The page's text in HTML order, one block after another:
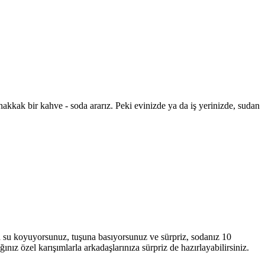
bir kahve - soda ararız. Peki evinizde ya da iş yerinizde, sudan
koyuyorsunuz, tuşuna basıyorsunuz ve sürpriz, sodanız 10
özel karışımlarla arkadaşlarınıza sürpriz de hazırlayabilirsiniz.